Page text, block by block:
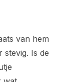
van hem
stevig. Is de